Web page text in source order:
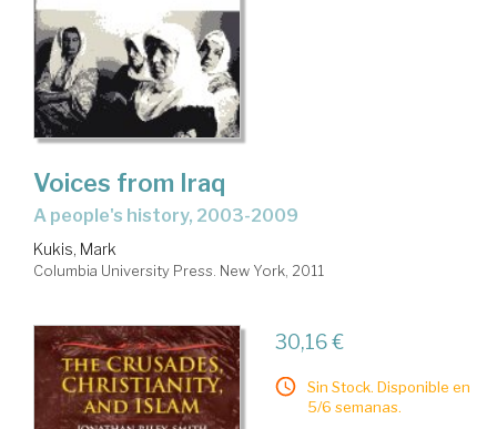
Voices from Iraq
a people's history, 2003-2009
Kukis, Mark
Columbia University Press. New York, 2011
30,16 €
Sin Stock. Disponible en
5/6 semanas.